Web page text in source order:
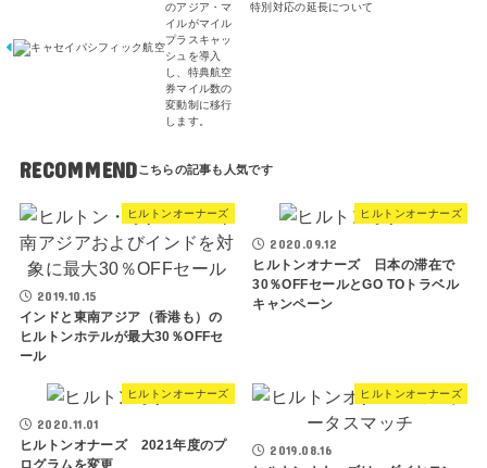
のアジア・マ
イルがマイル
プラスキャッ
シュを導入
し、特典航空
券マイル数の
変動制に移行
します。
特別対応の延長について
RECOMMEND
ヒルトンオーナーズ
2019.10.15
インドと東南アジア（香港も）の
ヒルトンホテルが最大30％OFFセ
ール
ヒルトンオーナーズ
2020.09.12
ヒルトンオナーズ 日本の滞在で
30％OFFセールとGO TOトラベル
キャンペーン
ヒルトンオーナーズ
2020.11.01
ヒルトンオナーズ 2021年度のプ
ヒルトンオーナーズ
2019.08.16